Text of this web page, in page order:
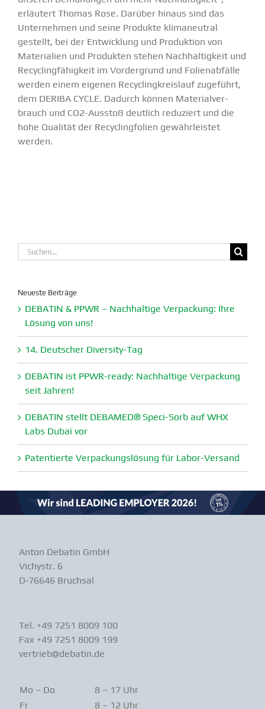
erläutert Thomas Rose. Darüber hinaus sind das
Unter­nehmen und seine Produkte klima­neutral
gestellt, bei der Entwicklung und Produktion von
Materialien und Produkten stehen Nachhal­tigkeit und
Recycling­fä­higkeit im Vorder­grund und Folien­ab­fälle
werden einem eigenen Recycling­kreislauf zugeführt,
dem DERIBA CYCLE. Dadurch können Materi­al­ver­
brauch und CO2-Ausstoß deutlich reduziert und die
hohe Qualität der Recycling­folien gewähr­leistet
werden.
Suche
nach:
Neueste Beiträge
DEBATIN & PPWR – Nachhaltige Verpa­ckung: Ihre
Lösung von uns!
14. Deutscher Diversity-Tag
DEBATIN ist PPWR-ready: Nachhaltige Verpa­ckung
seit Jahren!
DEBATIN stellt DEBAMED® Speci-Sorb auf WHX
Labs Dubai vor
Paten­tierte Verpa­ckungs­lösung für Labor-Versand
Anton Debatin GmbH
Vichystr. 6
D‑76646 Bruchsal
Tel. +49 7251 8009 100
Fax +49 7251 8009 199
vertrieb@debatin.de
Mo – Do
8 – 17 Uhr
Fr
8 – 12 Uhr